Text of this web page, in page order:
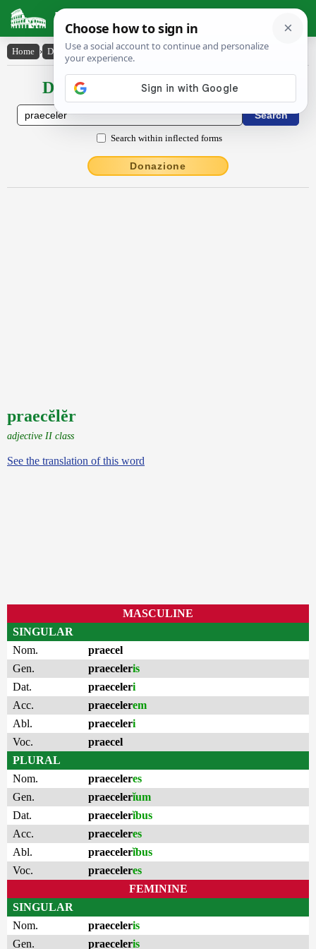
Latin Dictionary
Home › Declensions / Conjugations › praecĕlĕr
Declensions / Conjugations latin
Search within inflected forms
Donazione
praecĕlĕr
adjective II class
See the translation of this word
MASCULINE
SINGULAR
Nom.
praecel
Gen.
praeceleris
Dat.
praeceleri
Acc.
praecelerem
Abl.
praeceleri
Voc.
praecel
PLURAL
Nom.
praeceleres
Gen.
praecelerĭum
Dat.
praecelerĭbus
Acc.
praeceleres
Abl.
praecelerĭbus
Voc.
praeceleres
FEMININE
SINGULAR
Nom.
praeceleris
Gen.
praeceleris